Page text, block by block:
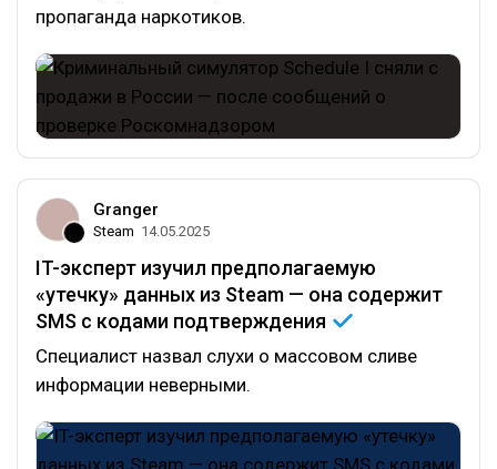
пропаганда наркотиков.
Granger
Steam 14.05.2025
IT-эксперт изучил предполагаемую
«утечку» данных из Steam — она содержит
SMS с кодами подтверждения
Специалист назвал слухи о массовом сливе
информации неверными.